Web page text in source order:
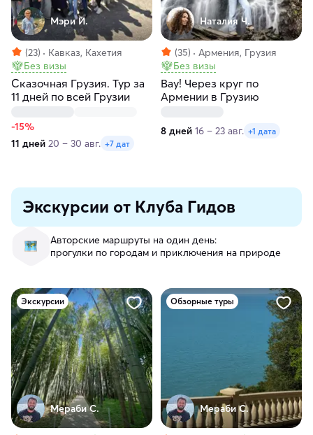
Мэри И.
(23)
Кавказ, Кахетия
Без визы
Сказочная Грузия. Тур за
11 дней по всей Грузии
-15%
11 дней 20 – 30 авг. +7 дат
Наталия Ч.
(35)
Армения, Грузия
Без визы
Вау! Через круг по
Армении в Грузию
8 дней 16 – 23 авг. +1 дата
Экскурсии от Клуба Гидов
Авторские маршруты на один день:
прогулки по городам и приключения на природе
Экскурсии
Мераби С.
Обзорные туры
Мераби С.